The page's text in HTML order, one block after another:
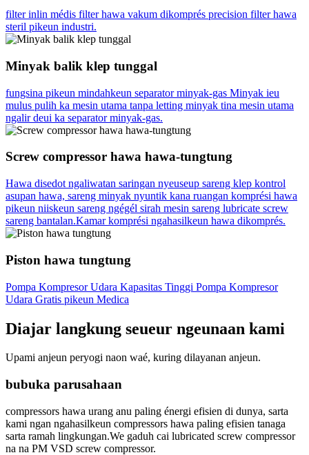
filter inlin médis filter hawa vakum dikomprés precision filter hawa
steril pikeun industri.
Minyak balik klep tunggal
fungsina pikeun mindahkeun separator minyak-gas Minyak ieu
mulus pulih ka mesin utama tanpa letting minyak tina mesin utama
ngalir deui ka separator minyak-gas.
Screw compressor hawa hawa-tungtung
Hawa disedot ngaliwatan saringan nyeuseup sareng klep kontrol
asupan hawa, sareng minyak nyuntik kana ruangan komprési hawa
pikeun niiskeun sareng ngégél sirah mesin sareng lubricate screw
sareng bantalan.Kamar komprési ngahasilkeun hawa dikomprés.
Piston hawa tungtung
Pompa Kompresor Udara Kapasitas Tinggi Pompa Kompresor
Udara Gratis pikeun Medica
Diajar langkung seueur ngeunaan kami
Upami anjeun peryogi naon waé, kuring dilayanan anjeun.
bubuka parusahaan
compressors hawa urang anu paling énergi efisien di dunya, sarta
kami ngan ngahasilkeun compressors hawa paling efisien tanaga
sarta ramah lingkungan.We gaduh cai lubricated screw compressor
na na PM VSD screw compressor.